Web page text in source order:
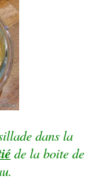
dans la
de la boite de